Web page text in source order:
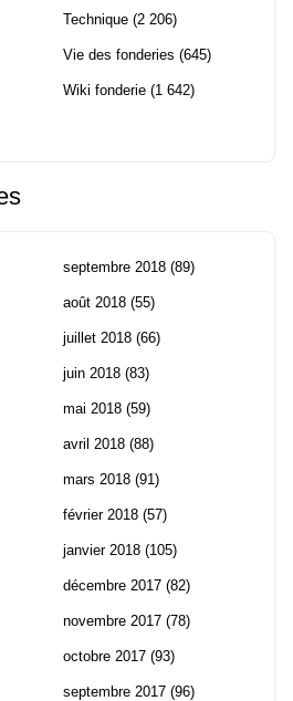
Technique (2 206)
Vie des fonderies (645)
Wiki fonderie (1 642)
septembre 2018 (89)
août 2018 (55)
juillet 2018 (66)
juin 2018 (83)
mai 2018 (59)
avril 2018 (88)
mars 2018 (91)
février 2018 (57)
janvier 2018 (105)
décembre 2017 (82)
novembre 2017 (78)
octobre 2017 (93)
septembre 2017 (96)